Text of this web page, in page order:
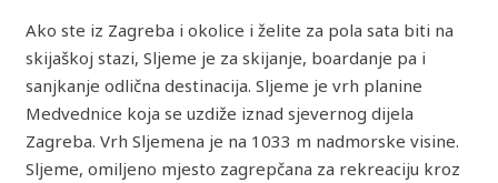
Ako ste iz Zagreba i okolice i želite za pola sata biti na
skijaškoj stazi, Sljeme je za skijanje, boardanje pa i
sanjkanje odlična destinacija. Sljeme je vrh planine
Medvednice koja se uzdiže iznad sjevernog dijela
Zagreba. Vrh Sljemena je na 1033 m nadmorske visine.
Sljeme, omiljeno mjesto zagrepčana za rekreaciju kroz